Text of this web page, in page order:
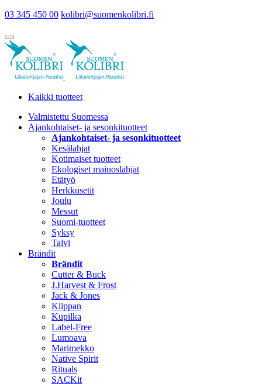
03 345 450 00 kolibri@suomenkolibri.fi
Kaikki tuotteet
Valmistettu Suomessa
Ajankohtaiset- ja sesonkituotteet
Ajankohtaiset- ja sesonkituotteet
Kesälahjat
Kotimaiset tuotteet
Ekologiset mainoslahjat
Etätyö
Herkkusetit
Joulu
Messut
Suomi-tuotteet
Syksy
Talvi
Brändit
Brändit
Cutter & Buck
J.Harvest & Frost
Jack & Jones
Klippan
Kupilka
Label-Free
Lumoava
Marimekko
Native Spirit
Rituals
SACKit